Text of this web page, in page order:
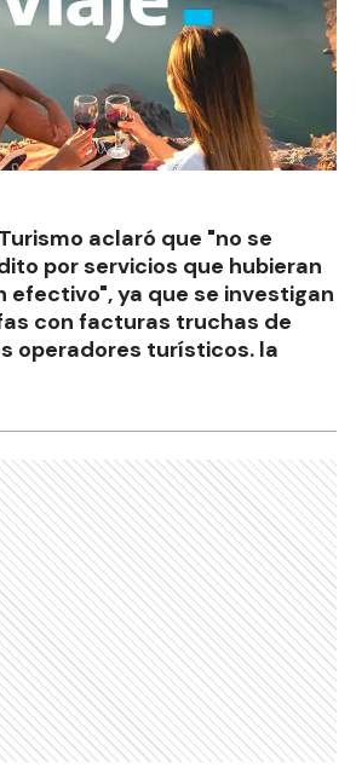
aclaró que "no se
por servicios que hubieran
efectivo", ya que se investigan
con facturas truchas de
operadores turísticos. la